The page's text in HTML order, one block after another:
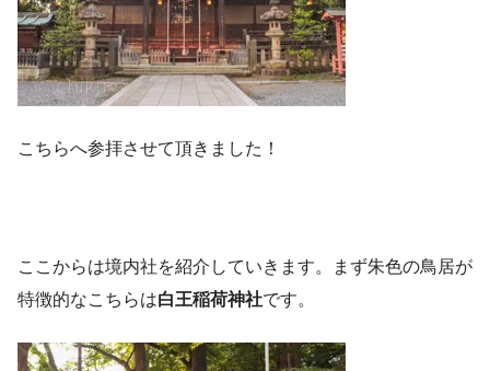
こちらへ参拝させて頂きました！
ここからは境内社を紹介していきます。まず朱色の鳥居が
特徴的なこちらは白王稲荷神社です。